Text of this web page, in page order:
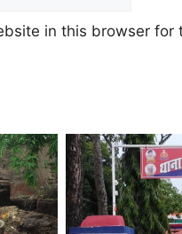
in this browser for